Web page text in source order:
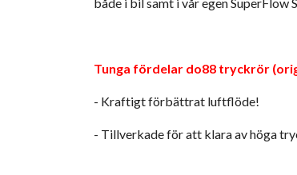
Tunga fördelar do88 tryckrör
- Kraftigt förbättrat luftflöde!
- Tillverkade för att klara av höga